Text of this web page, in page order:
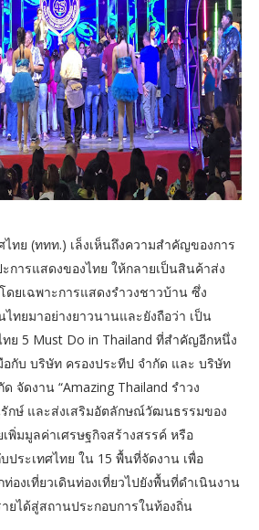
ไทย (ททท.) เล็งเห็นถึงความสำคัญของการ
การแสดงของไทย ให้กลายเป็นสินค้าส่ง
ยเฉพาะการแสดงรำวงชาวบ้าน ซึ่ง
ทยมาอย่างยาวนานและยังถือว่า เป็น
ย 5 Must Do in Thailand ที่สำคัญอีกหนึ่ง
อกับ บริษัท ครองประทีป จำกัด และ บริษัท
จัดงาน “Amazing Thailand รำวง
รักษ์ และส่งเสริมอัตลักษณ์วัฒนธรรมของ
พิ่มมูลค่าเศรษฐกิจสร้างสรรค์ หรือ
ประเทศไทย ใน 15 พื้นที่จัดงาน เพื่อ
องเที่ยวเดินท่องเที่ยวไปยังพื้นที่ดำเนินงาน
ยได้สู่สถานประกอบการในท้องถิ่น